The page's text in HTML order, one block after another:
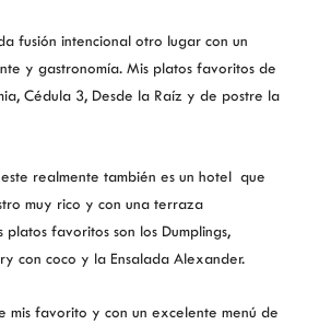
fusión intencional otro lugar con un
y gastronomía. Mis platos favoritos de
Cédula 3, Desde la Raíz y de postre la
realmente también es un hotel que
muy rico y con una terraza
platos favoritos son los Dumplings,
con coco y la Ensalada Alexander.
mis favorito y con un excelente menú de